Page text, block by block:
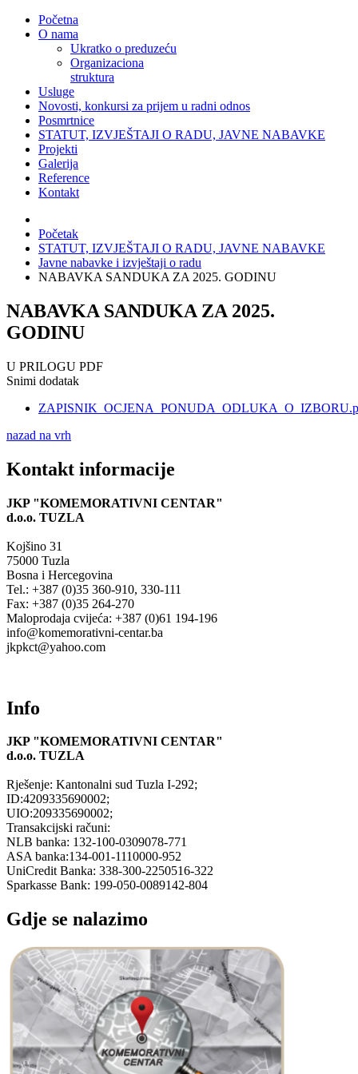
Početna
O nama
Ukratko o preduzeću
Organizaciona
struktura
Usluge
Novosti, konkursi za prijem u radni odnos
Posmrtnice
STATUT, IZVJEŠTAJI O RADU, JAVNE NABAVKE
Projekti
Galerija
Reference
Kontakt
Početak
STATUT, IZVJEŠTAJI O RADU, JAVNE NABAVKE
Javne nabavke i izvještaji o radu
NABAVKA SANDUKA ZA 2025. GODINU
NABAVKA SANDUKA ZA 2025.
GODINU
U PRILOGU PDF
Snimi dodatak
nazad na vrh
Kontakt informacije
JKP "KOMEMORATIVNI CENTAR"
d.o.o. TUZLA
Kojšino 31
75000 Tuzla
Bosna i Hercegovina
Tel.: +387 (0)35 360-910, 330-111
Fax: +387 (0)35 264-270
Maloprodaja cvijeća: +387 (0)61 194-196
info@komemorativni-centar.ba
jkpkct@yahoo.com
Info
JKP "KOMEMORATIVNI CENTAR"
d.o.o. TUZLA
Rješenje: Kantonalni sud Tuzla I-292;
ID:4209335690002;
UIO:209335690002;
Transakcijski računi:
NLB banka: 132-100-0309078-771
ASA banka:134-001-1110000-952
UniCredit Banka: 338-300-2250516-322
Sparkasse Bank: 199-050-0089142-804
Gdje se nalazimo